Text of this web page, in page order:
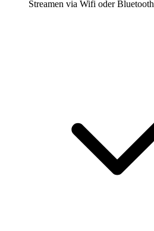
Streamen via Wifi oder Bluetooth